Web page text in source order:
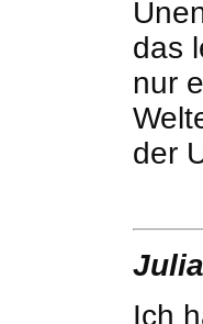
das
nur
der
Ich